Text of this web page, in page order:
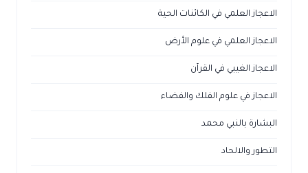
الاعجاز العلمي في الكائنات الحية
الاعجاز العلمي في علوم الأرض
الاعجاز الغيبي في القرآن
الاعجاز في علوم الفلك والفضاء
البشارة بالنبي محمد
التطور والالحاد